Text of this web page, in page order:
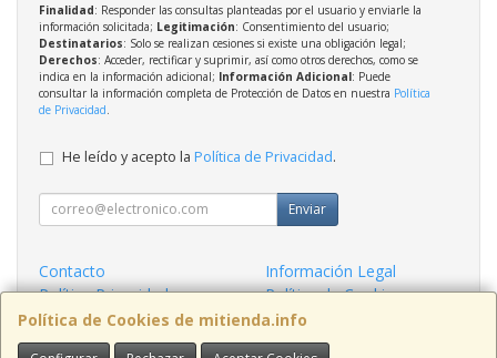
Política de Cookies de mitienda.info
Finalidad: Responder las consultas planteadas por el usuario y enviarle la
información solicitada; Legitimación: Consentimiento del usuario;
Destinatarios: Solo se realizan cesiones si existe una obligación legal;
Derechos: Acceder, rectificar y suprimir, así como otros derechos, como se
indica en la información adicional; Información Adicional: Puede
consultar la información completa de Protección de Datos en nuestra Política
de Privacidad
He leído y acepto la Política de Privacidad.
Enviar
Contacto
Información Legal
Política Privacidad
Política de Cookies
Condiciones de Compra
Formas de Pago